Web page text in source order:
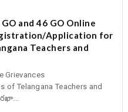
and 46 GO Online
Application for
Teachers and
Grievances
Telangana Teachers and